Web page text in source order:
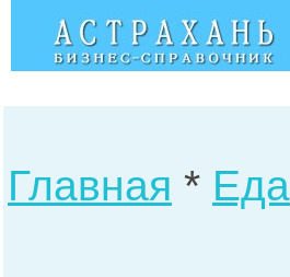
Главная * Еда